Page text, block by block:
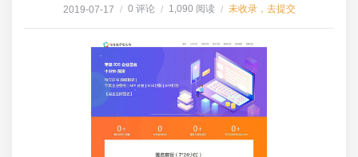
2019-07-17 / 0 评论 / 1,090 阅读 / 未收录，去提交